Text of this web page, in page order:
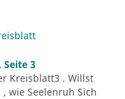
Seite 3
Kreisblatt3 . Willst
wie Seelenruh Sich